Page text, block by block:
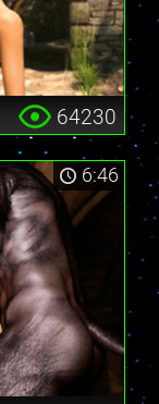
64230
6:46